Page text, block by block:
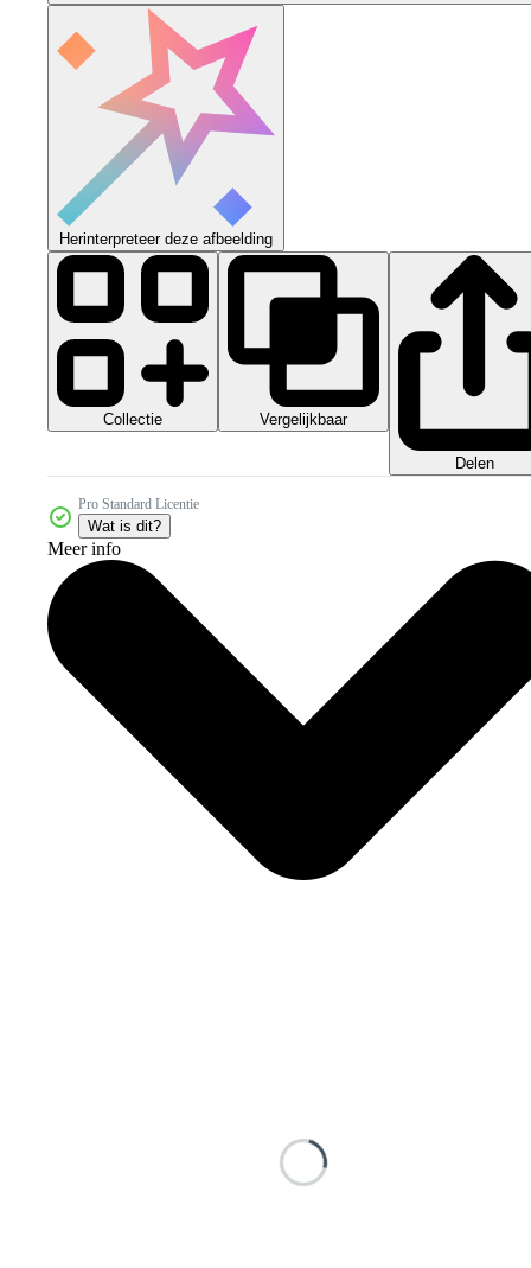
Herinterpreteer deze afbeelding
Collectie Vergelijkbaar
Delen
Pro Standard Licentie
Wat is dit?
Meer info